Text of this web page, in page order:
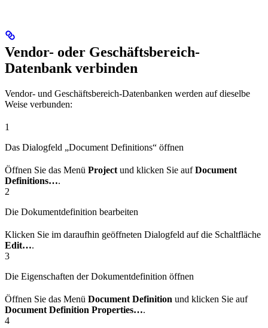
Vendor- oder Geschäftsbereich-
Datenbank verbinden
Vendor- und Geschäftsbereich-Datenbanken werden auf dieselbe
Weise verbunden:
1
Das Dialogfeld „Document Definitions“ öffnen
Öffnen Sie das Menü Project und klicken Sie aufDocument
Definitions….
2
Die Dokumentdefinition bearbeiten
Klicken Sie im daraufhin geöffneten Dialogfeld auf die Schaltfläche
Edit….
3
Die Eigenschaften der Dokumentdefinition öffnen
Öffnen Sie das Menü Document Definition und klicken Sie auf
Document Definition Properties….
4